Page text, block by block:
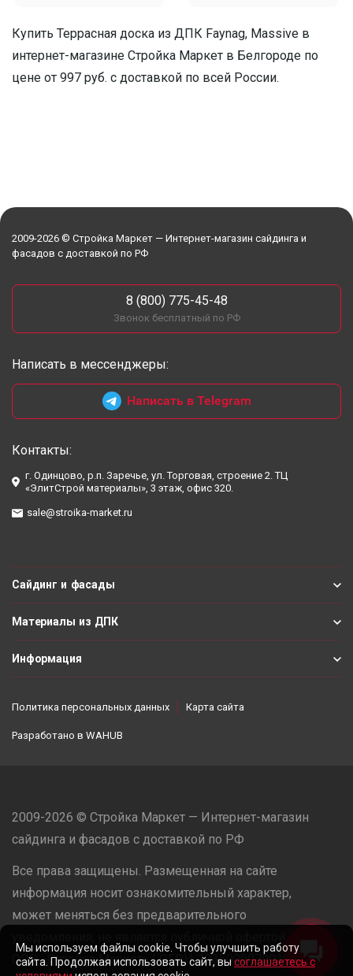
Купить Террасная доска из ДПК Faynag, Massive в
интернет-магазине Стройка Маркет в Белгороде по
цене от 997 руб. с доставкой по всей России.
2009-2026 © Стройка Маркет — Интернет-магазин сайдинга и
фасадов с доставкой по РФ
8 (800) 775-45-48
Звонок бесплатный по РФ
Написать в мессенджеры:
Написать в Telegram
Контакты:
г. Одинцово, р.п. Заречье, ул. Торговая, строение 2. ТЦ
«ЭлитСтрой материалы», 3 этаж, офис 320.
sale@stroika-market.ru
Сайдинг и фасады
Материалы из ДПК
Информация
Политика персональных данных Карта сайта
Разработано в WAHUB
2009-2026 © Стройка Маркет — Интернет-магазин
сайдинга и фасадов с доставкой по РФ
Все права защищены. Размещенная на сайте
информация носит ознакомительный характер,
может меняться без предварительного
ООО «Стройка Маркет» | ОГРН: 1235000079918
Мы используем файлы cookie. Чтобы улучшить работу
сайта. Продолжая использовать сайт, вы соглашаетесь с